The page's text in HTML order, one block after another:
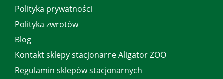
Polityka prywatności
Polityka zwrotów
Blog
Kontakt sklepy stacjonarne Aligator ZOO
Regulamin sklepów stacjonarnych